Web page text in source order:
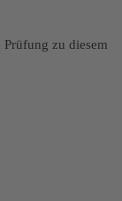
zu diesem